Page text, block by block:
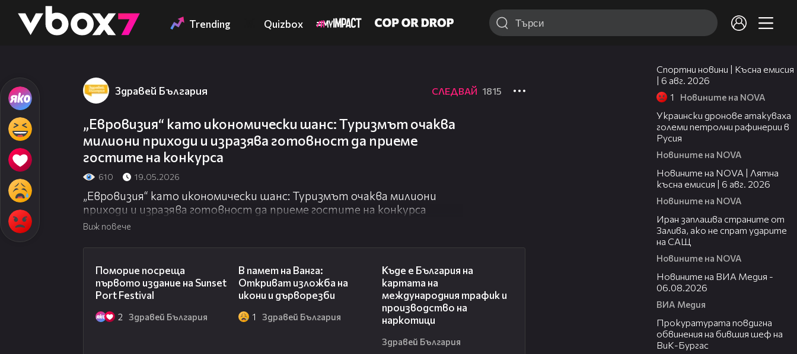
👾 Trending Quizbox
Здравей България СЛЕДВАЙ 1815
„Евровизия“ като икономически шанс: Туризмът очаква
милиони приходи и изразява готовност да приеме
гостите на конкурса
610 19.05.2026
„Евровизия“ като икономически шанс: Туризмът очаква милиони
приходи и изразява готовност да приеме гостите на конкурса
Виж повече
Поморие посреща
първото издание на Sunset
Port Festival
2 Здравей България
В памет на Ванга:
Откриват изложба на
икони и дърворезби
1 Здравей България
Къде е България на
картата на
международния трафик и
производство на
наркотици
Здравей България
Спортни новини | Късна емисия
| 6 авг. 2026
1 Новините на NOVA
Украински дронове атакуваха
големи петролни рафинерии в
Русия
Новините на NOVA
Новините на NOVA | Лятна
късна емисия | 6 авг. 2026
Новините на NOVA
Иран заплашва страните от
Залива, ако не спрат ударите
на САЩ
Новините на NOVA
Новините на ВИА Медия -
06.08.2026
ВИА Медия
Прокуратурата повдигна
обвинения на бившия шеф на
ВиК-Бургас